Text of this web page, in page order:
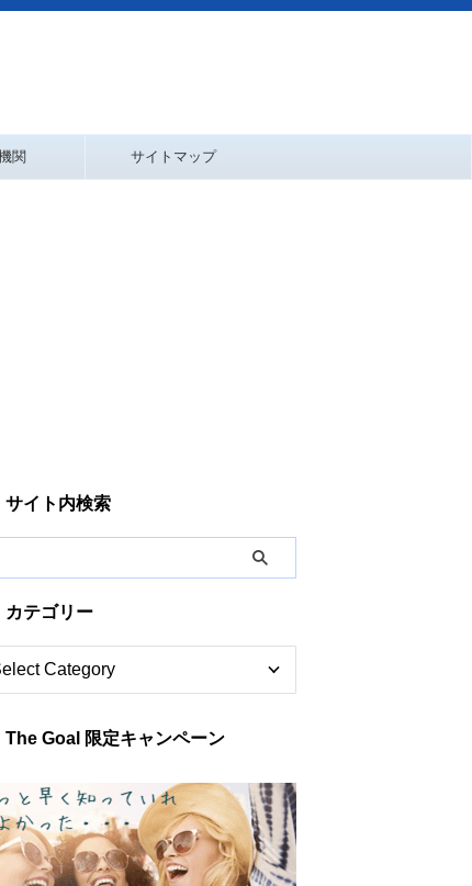
関 サイトマップ
サイト内検索
カテゴリー
The Goal 限定キャンペーン